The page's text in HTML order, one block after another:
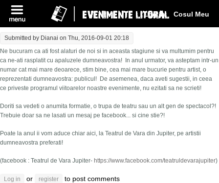
Cosul Meu
Log In
Submitted by Dianai on Thu, 2016-09-01 20:18
Ne bucuram ca ati fost alaturi de noi si in aceasta stagiune si va multumim pentru
ca ne-ati rasplatit cu apaluzele dumneavostra! In anul urmator, va asteptam intr-un
numar cat mai mare deoarece, stim bine, cea mai mare bucurie pentru artist, o
reprezentati dumneavostra: publicul! De asemenea, daca aveti sugestii, in ceea
ce priveste programul viitoarelor noastre evenimente, nu ezitati sa ne scrieti!
Doriti sa vedeti o anumita formatie, o trupa de teatru sau un alt gen de spectacol?!
Trebuie doar sa ne lasati un mesaj pe facebook... si cine stie?!
Poate la anul ii vom aduce chiar aici, la Teatrul de Vara din Jupiter, pe artistii
dumneavostra preferati!
(facebook : Teatrul de Vara Jupiter- https://www.facebook.com/teatruldevarajupiter)
Log in or register to post comments